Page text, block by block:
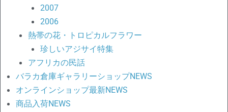
2007
2006
熱帯の花・トロピカルフラワー
珍しいアジサイ特集
アフリカの民話
バラカ倉庫ギャラリーショップNEWS
オンラインショップ最新NEWS
商品入荷NEWS